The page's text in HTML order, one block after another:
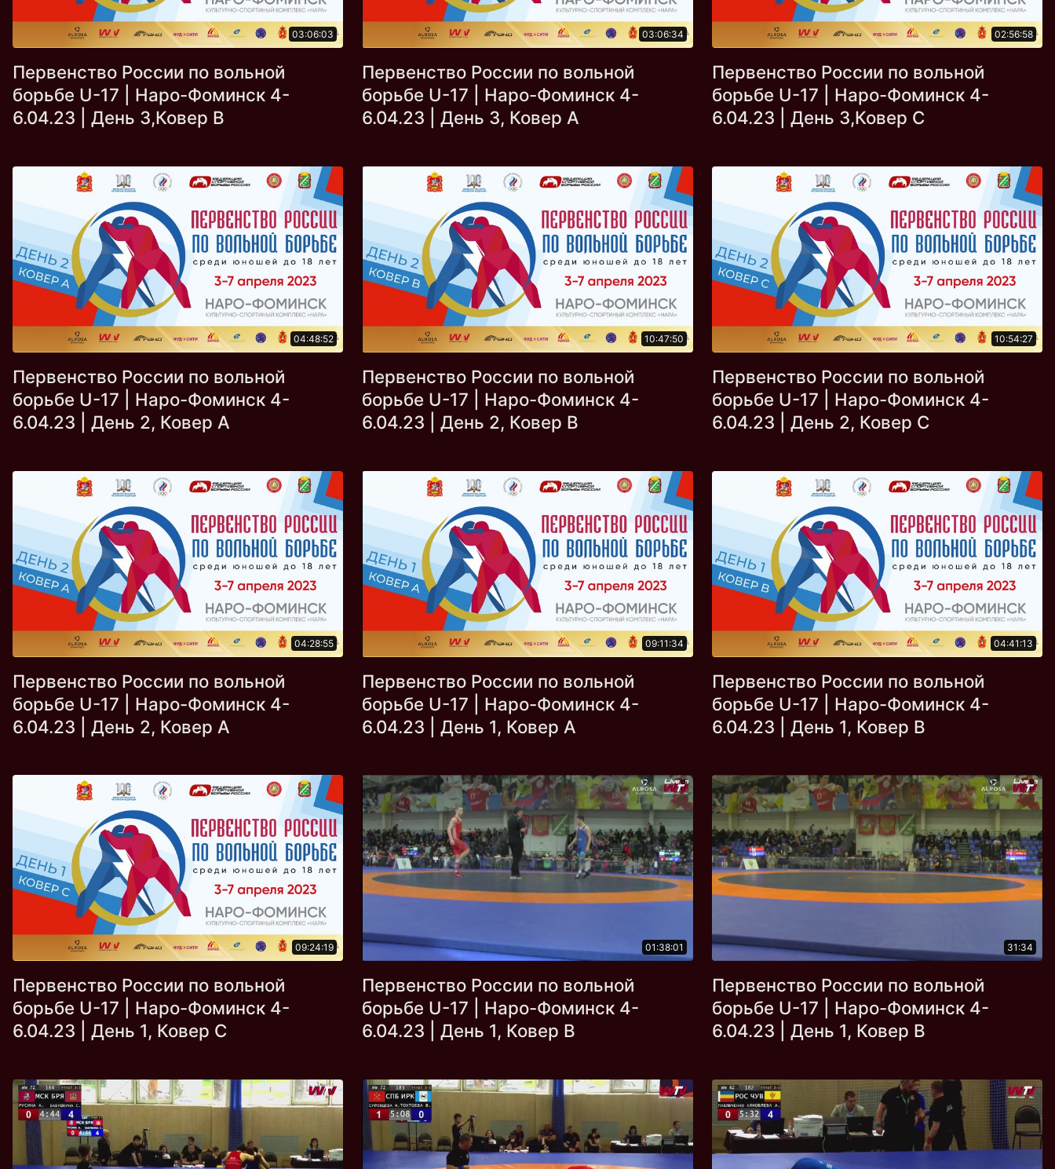
03:06:03
Первенство России по вольной
борьбе U-17 | Наро-Фоминск 4-
6.04.23 | День 3,Ковер В
03:06:34
Первенство России по вольной
борьбе U-17 | Наро-Фоминск 4-
6.04.23 | День 3, Ковер А
02:56:58
Первенство России по вольной
борьбе U-17 | Наро-Фоминск 4-
6.04.23 | День 3,Ковер С
04:48:52
Первенство России по вольной
борьбе U-17 | Наро-Фоминск 4-
6.04.23 | День 2, Ковер А
10:47:50
Первенство России по вольной
борьбе U-17 | Наро-Фоминск 4-
6.04.23 | День 2, Ковер В
10:54:27
Первенство России по вольной
борьбе U-17 | Наро-Фоминск 4-
6.04.23 | День 2, Ковер С
04:28:55
Первенство России по вольной
борьбе U-17 | Наро-Фоминск 4-
6.04.23 | День 2, Ковер А
09:11:34
Первенство России по вольной
борьбе U-17 | Наро-Фоминск 4-
6.04.23 | День 1, Ковер А
04:41:13
Первенство России по вольной
борьбе U-17 | Наро-Фоминск 4-
6.04.23 | День 1, Ковер В
09:24:19
Первенство России по вольной
борьбе U-17 | Наро-Фоминск 4-
6.04.23 | День 1, Ковер С
01:38:01
Первенство России по вольной
борьбе U-17 | Наро-Фоминск 4-
6.04.23 | День 1, Ковер В
31:34
Первенство России по вольной
борьбе U-17 | Наро-Фоминск 4-
6.04.23 | День 1, Ковер В